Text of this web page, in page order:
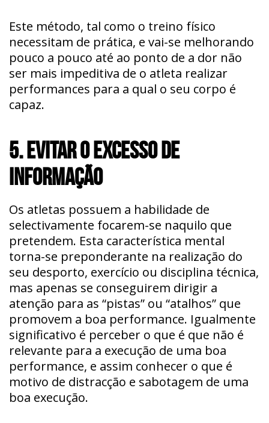
Este método, tal como o treino físico
necessitam de prática, e vai-se melhorando
pouco a pouco até ao ponto de a dor não
ser mais impeditiva de o atleta realizar
performances para a qual o seu corpo é
capaz.
5. EVITAR O EXCESSO DE
INFORMAÇÃO
Os atletas possuem a habilidade de
selectivamente focarem-se naquilo que
pretendem. Esta característica mental
torna-se preponderante na realização do
seu desporto, exercício ou disciplina técnica,
mas apenas se conseguirem dirigir a
atenção para as “pistas” ou “atalhos” que
promovem a boa performance. Igualmente
significativo é perceber o que é que não é
relevante para a execução de uma boa
performance, e assim conhecer o que é
motivo de distracção e sabotagem de uma
boa execução.